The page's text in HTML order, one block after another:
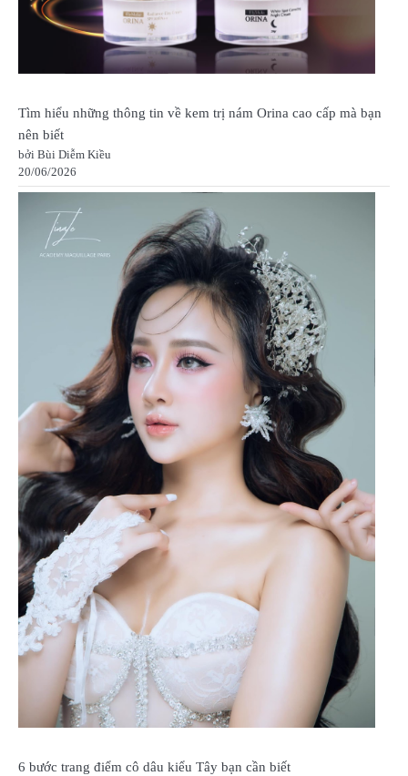
Tìm hiểu những thông tin về kem trị nám Orina cao cấp mà bạn
nên biết
bởi Bùi Diễm Kiều
20/06/2026
6 bước trang điểm cô dâu kiểu Tây bạn cần biết